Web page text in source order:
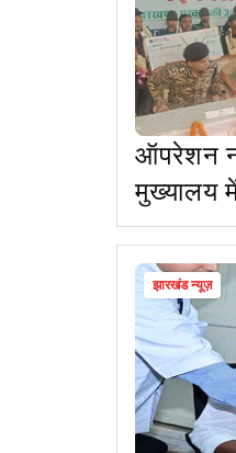
ऑपरेशन
मुख्यालय
के साथ
झारखंड न्यूज़